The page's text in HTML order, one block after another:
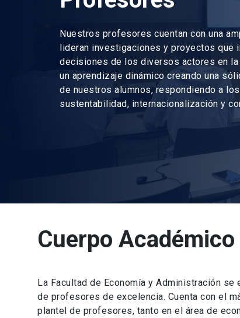
Nuestros profesores cuentan con una
lideran investigaciones y proyectos que
decisiones de los diversos actores en
un aprendizaje dinámico creando una
de nuestros alumnos, respondiendo a
sustentabilidad, internacionalización y
Cuerpo Académico
La Facultad de Economía y Administración se
de profesores de excelencia. Cuenta con el
plantel de profesores, tanto en el área de